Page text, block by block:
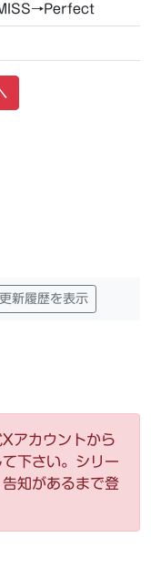
MISS→Perfect
更新履歴を表示
アカウントから
下さい。シリー
知があるまで登